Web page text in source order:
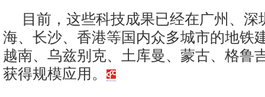
目前，这些科技成果已经在广州、深
海、长沙、香港等国内众多城市的地铁
越南、乌兹别克、土库曼、蒙古、格鲁
获得规模应用。